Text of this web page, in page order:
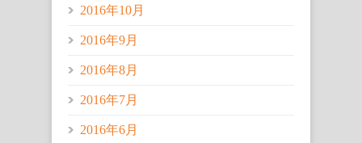
2016年10月
2016年9月
2016年8月
2016年7月
2016年6月